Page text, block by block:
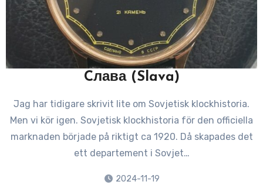
Cлава (Slava)
Jag har tidigare skrivit lite om Sovjetisk klockhistoria.
Men vi kör igen. Sovjetisk klockhistoria för den officiella
marknaden började på riktigt ca 1920. Då skapades det
ett departement i Sovjet…
2024-11-19